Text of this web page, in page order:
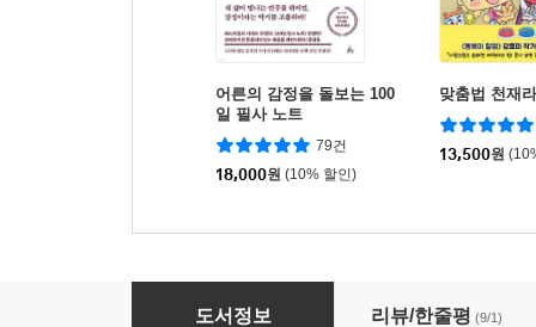
어른의 감정을 돌보는 100
일 필사 노트
79건
18,000원 (10% 할인)
맞춤법 천재
13,500원
발발발발 세탁기 속 양말괴물
도서정보 리뷰/한줄평 (9/1)